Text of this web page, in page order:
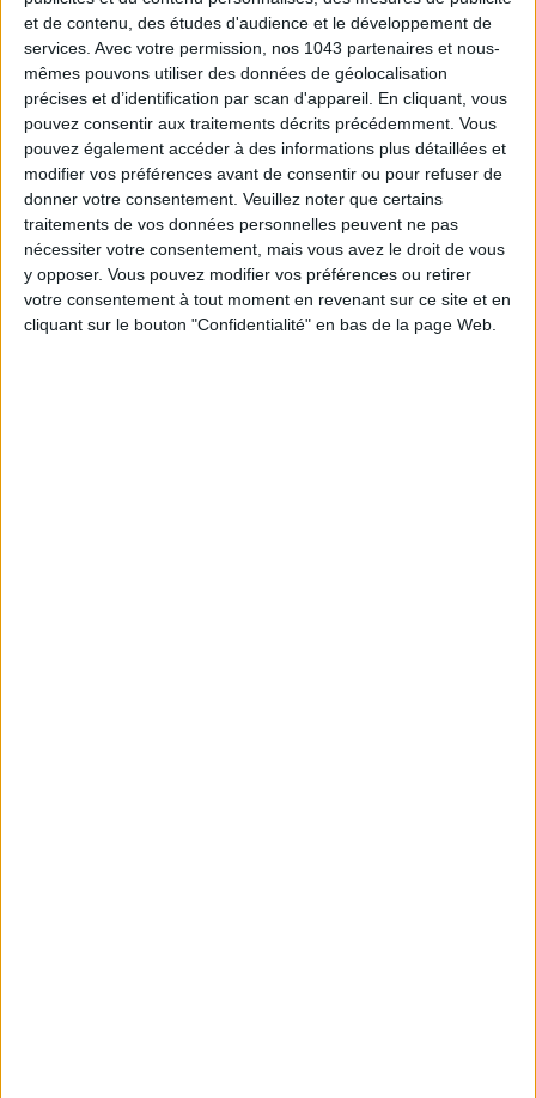
et de contenu, des études d'audience et le développement de
services. Avec votre permission, nos 1043 partenaires et nous-
mêmes pouvons utiliser des données de géolocalisation
précises et d’identification par scan d'appareil. En cliquant, vous
pouvez consentir aux traitements décrits précédemment. Vous
pouvez également accéder à des informations plus détaillées et
modifier vos préférences avant de consentir ou pour refuser de
donner votre consentement. Veuillez noter que certains
traitements de vos données personnelles peuvent ne pas
nécessiter votre consentement, mais vous avez le droit de vous
y opposer. Vous pouvez modifier vos préférences ou retirer
votre consentement à tout moment en revenant sur ce site et en
cliquant sur le bouton "Confidentialité" en bas de la page Web.
Subscribe for our newsletter
SUBSCRIBE